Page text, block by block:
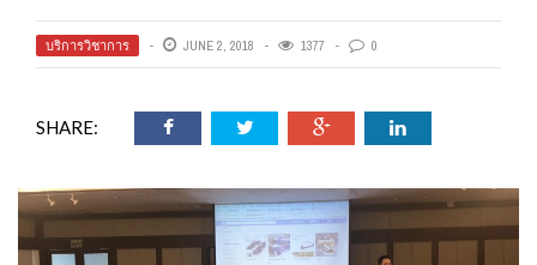
บริการวิชาการ JUNE 2, 2018 1377 0
SHARE: